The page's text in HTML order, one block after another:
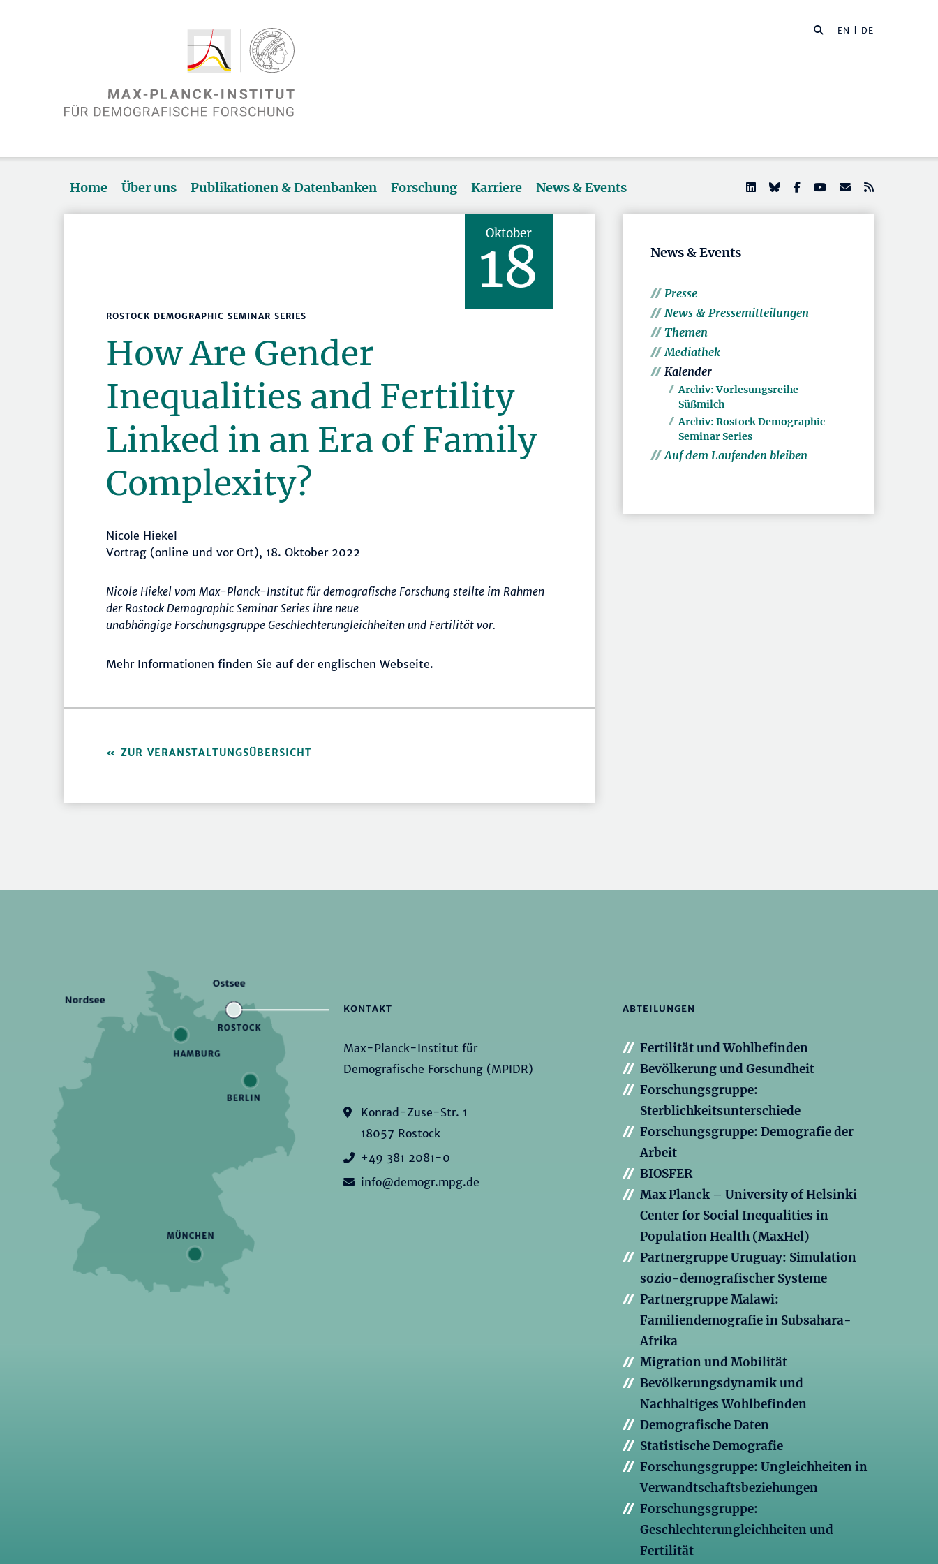
EN | DE
Home Über uns Publikationen & Datenbanken Forschung Karriere News & Events
Oktober
18
ROSTOCK DEMOGRAPHIC SEMINAR SERIES
How Are Gender
Inequalities and Fertility
Linked in an Era of Family
Complexity?
Nicole Hiekel
Vortrag (online und vor Ort), 18. Oktober 2022
Nicole Hiekel vom Max-Planck-Institut für demografische Forschung stellte im Rahmen
der Rostock Demographic Seminar Series ihre neue
unabhängige Forschungsgruppe Geschlechter­ungleichheiten und Fertilität vor.
Mehr Informationen finden Sie auf der englischen Webseite.
ZUR VERANSTALTUNGSÜBERSICHT
News & Events
Presse
News & Pressemitteilungen
Themen
Mediathek
Kalender
Archiv: Vorlesungsreihe
Süßmilch
Archiv: Rostock Demographic
Seminar Series
Auf dem Laufenden bleiben
KONTAKT
Max-Planck-Institut für
Demografische Forschung (MPIDR)
Konrad-Zuse-Str. 1
18057 Rostock
+49 381 2081-0
info@demogr.mpg.de
ABTEILUNGEN
Fertilität und Wohlbefinden
Bevölkerung und Gesundheit
Forschungsgruppe:
Sterblichkeitsunterschiede
Forschungsgruppe: Demografie der
Arbeit
BIOSFER
Max Planck – University of Helsinki
Center for Social Inequalities in
Population Health (MaxHel)
Partnergruppe Uruguay: Simulation
sozio-demografischer Systeme
Partnergruppe Malawi:
Familiendemografie in Subsahara-
Afrika
Migration und Mobilität
Bevölkerungsdynamik und
Nachhaltiges Wohlbefinden
Demografische Daten
Statistische Demografie
Forschungsgruppe: Ungleichheiten in
Verwandtschaftsbeziehungen
Forschungsgruppe:
Geschlechterungleichheiten und
Fertilität